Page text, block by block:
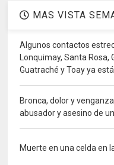
MAS VISTA
Algunos contactos
Lonquimay, Santa Rosa,
Guatraché y Toay ya
Bronca, dolor y
abusador y asesino de
Muerte en una celda en